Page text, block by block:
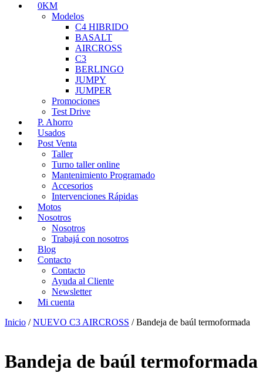
0KM
Modelos
C4 HIBRIDO
BASALT
AIRCROSS
C3
BERLINGO
JUMPY
JUMPER
Promociones
Test Drive
P. Ahorro
Usados
Post Venta
Taller
Turno taller online
Mantenimiento Programado
Accesorios
Intervenciones Rápidas
Motos
Nosotros
Nosotros
Trabajá con nosotros
Blog
Contacto
Contacto
Ayuda al Cliente
Newsletter
Mi cuenta
Inicio /NUEVO C3 AIRCROSS / Bandeja de baúl termoformada
Bandeja de baúl termoformada